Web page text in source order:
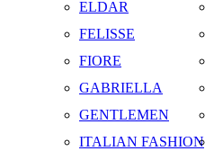
ELDAR
FELISSE
FIORE
GABRIELLA
GENTLEMEN
ITALIAN FASHION